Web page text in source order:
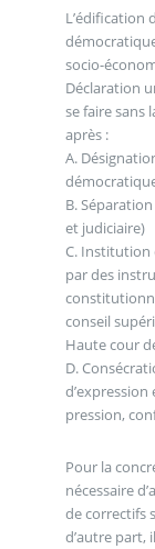
L’édification
socio-
Déclaration
se faire sans
après :
A.
B.
et judiciaire)
C. Institution
par des
conseil
Haute cour
D.
pression,
Pour la
nécessaire
de correctifs
d’autre part,